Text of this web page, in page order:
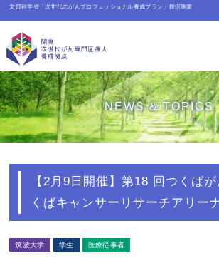
文部科学省「次世代のがんプロフェッショナル養成プラン」採択事業
NEWS & TOPICS
【2月9日開催】第18 回つくば
くばキャンサーリサーチアリー
筑波大学 学生 医療従事者